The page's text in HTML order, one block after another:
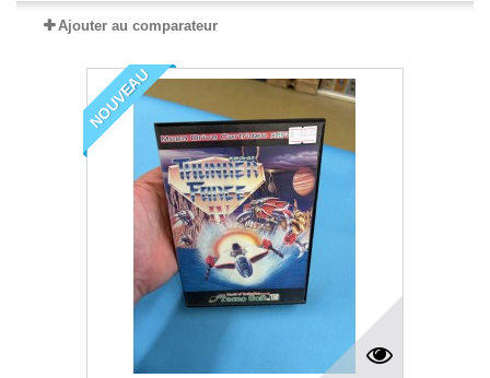
Ajouter au comparateur
NOUVEAU